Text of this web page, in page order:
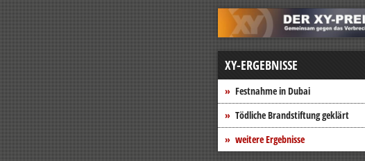
XY-ERGEBNISSE
Festnahme in Dubai
Tödliche Brandstiftung geklärt
weitere Ergebnisse